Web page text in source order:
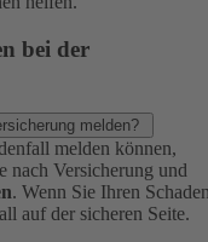
bei der
melden?
melden können,
nach Versicherung und
. Wenn Sie Ihren
auf der sicheren Seite.